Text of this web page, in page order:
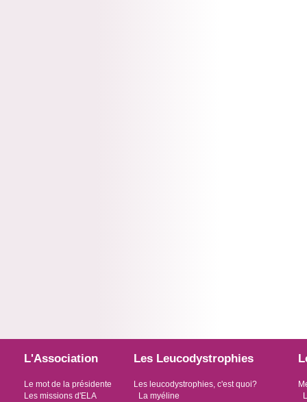
L'Association
Le mot de la présidente
Les missions d'ELA
Les Leucodystrophies
Les leucodystrophies, c'est quoi?
La myéline